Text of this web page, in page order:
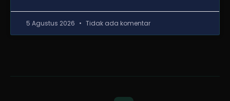
5 Agustus 2026 Tidak ada komentar